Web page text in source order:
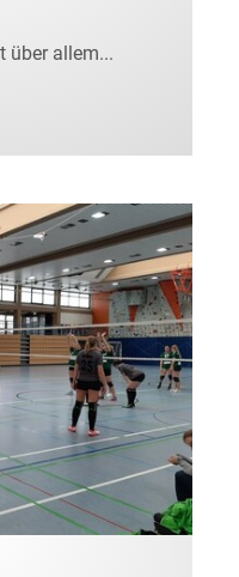
über allem...